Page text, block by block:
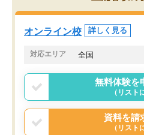
オンライン校 詳しく見る
対応エリア 全国
無料体験を
（リスト
資料を請
（リスト